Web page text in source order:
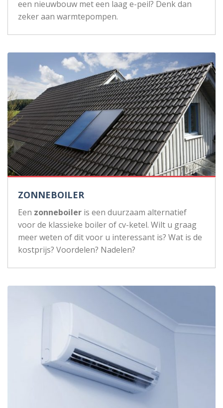
een nieuwbouw met een laag e-peil? Denk dan
zeker aan warmtepompen.
ZONNEBOILER
Een zonneboiler is een duurzaam alternatief
voor de klassieke boiler of cv-ketel. Wilt u graag
meer weten of dit voor u interessant is? Wat is de
kostprijs? Voordelen? Nadelen?